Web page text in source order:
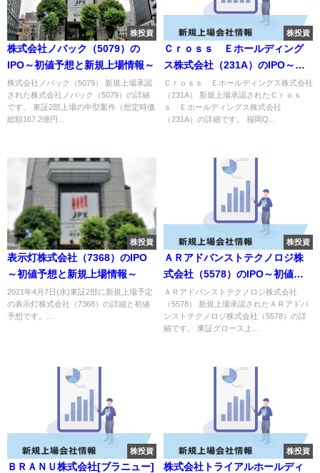
株投資
株式会社ノバック（5079）の
IPO～初値予想と新規上場情報～
株式会社ノバック（5079） 新規上場承認
された株式会社ノバック（5079）の詳細
です。 東証2部上場の中型案件（想定時価
総額167.2億円...
株投資
Ｃｒｏｓｓ Ｅホールディング
ス株式会社（231A）のIPO～初
値予想と新規上場情報～
Ｃｒｏｓｓ Ｅホールディングス株式会社
（231A） 新規上場承認されたＣｒｏｓ
ｓ Ｅホールディングス株式会社
（231A）の詳細です。 福岡Q...
株投資
表示灯株式会社（7368）のIPO
～初値予想と新規上場情報～
2021年4月7日(水)東証2部に新規上場予定
の表示灯株式会社（7368）の詳細と初値
予想です。...
株投資
ＡＲアドバンストテクノロジ株
式会社（5578）のIPO～初値予
想と新規上場情報～
ＡＲアドバンストテクノロジ株式会社
（5578） 新規上場承認されたＡＲアドバ
ンストテクノロジ株式会社（5578）の詳
細です。 東証グロース上...
株投資
ＢＲＡＮＵ株式会社[ブラニュー]
株投資
株式会社トライアルホールディ